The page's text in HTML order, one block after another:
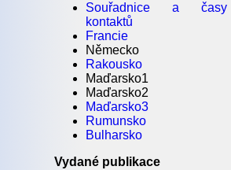
Souřadnice a časy
kontaktů
Francie
Německo
Rakousko
Maďarsko1
Maďarsko2
Maďarsko3
Rumunsko
Bulharsko
Vydané publikace